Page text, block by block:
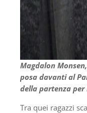
Magdalon
posa davanti al
della partenza per
Tra quei ragazzi